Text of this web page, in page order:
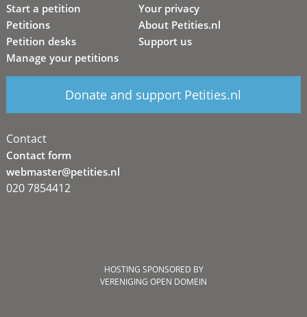
Start a petition
Petitions
Petition desks
Manage your petitions
Your privacy
About Petities.nl
Support us
Donate and support Petities.nl
Contact
Contact form
webmaster@petities.nl
020 7854412
HOSTING SPONSORED BY
VERENIGING OPEN DOMEIN